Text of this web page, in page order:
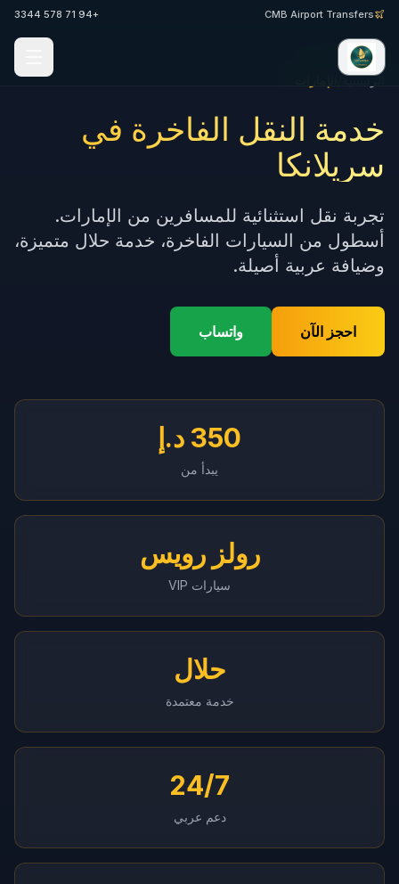
CMB Airport Transfers
+94 71 578 3344
Instant WhatsApp Quote
Explore Tours & Day Trips
الرئيسية
خدمة النقل الفاخرة في
سريلانكا
تجربة نقل استثنائية للمسافرين من الإمارات.
أسطول من السيارات الفاخرة، خدمة حلال متميزة،
وضيافة عربية أصيلة.
احجز الآن واتساب
350 د.إ
يبدأ من
رولز رويس
سيارات VIP
حلال
خدمة معتمدة
24/7
دعم عربي